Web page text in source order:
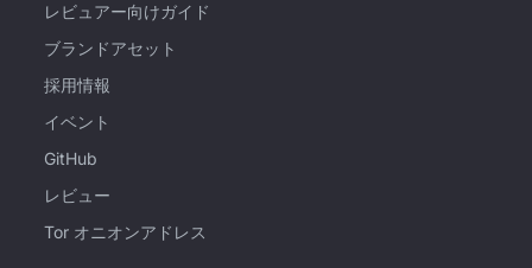
レビュアー向けガイド
ブランドアセット
採用情報
イベント
GitHub
レビュー
Tor オニオンアドレス